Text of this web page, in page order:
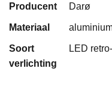
Producent Darø
Materiaal
Soort
verlichting
LED